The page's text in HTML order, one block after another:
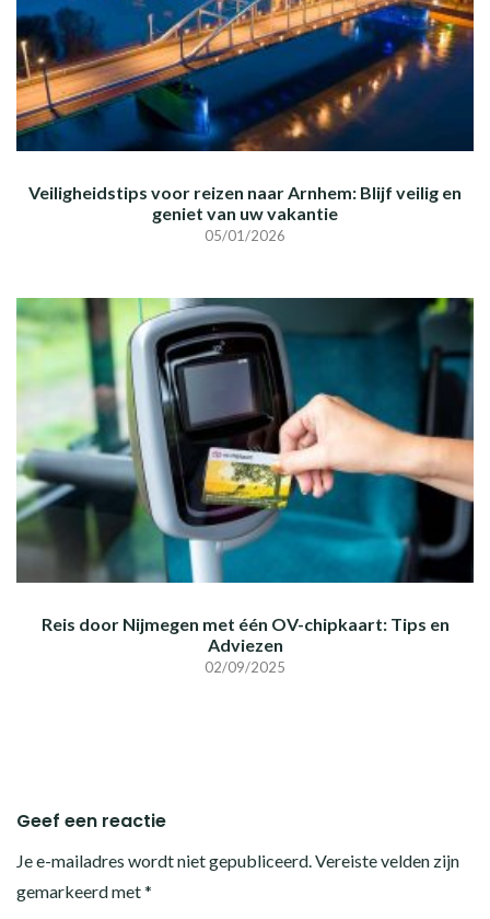
Veiligheidstips voor reizen naar Arnhem: Blijf veilig en
geniet van uw vakantie
05/01/2026
Reis door Nijmegen met één OV-chipkaart: Tips en
Adviezen
02/09/2025
Geef een reactie
Je e-mailadres wordt niet gepubliceerd.Vereiste velden zijn
gemarkeerd met*